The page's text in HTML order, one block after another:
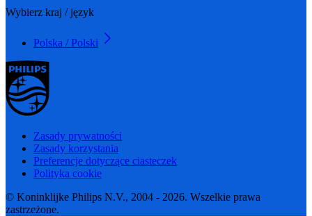
Wybierz kraj / język
Polska / Polski
Zasady prywatności
Zasady korzystania
Preferencje dotyczące ciasteczek
Polityka cookie
© Koninklijke Philips N.V., 2004 - 2026. Wszelkie prawa
zastrzeżone.